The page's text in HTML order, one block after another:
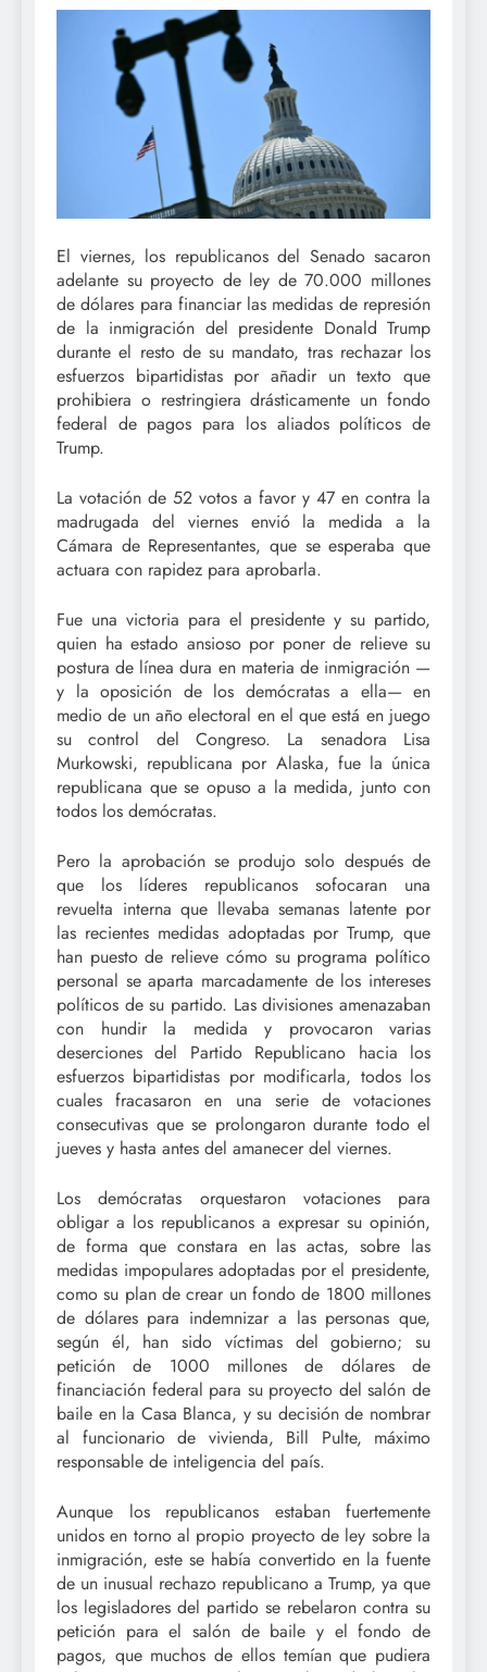
El viernes, los republicanos del Senado sacaron
adelante su proyecto de ley de 70.000 millones
de dólares para financiar las medidas de represión
de la inmigración del presidente Donald Trump
durante el resto de su mandato, tras rechazar los
esfuerzos bipartidistas por añadir un texto que
prohibiera o restringiera drásticamente un fondo
federal de pagos para los aliados políticos de
Trump.
La votación de 52 votos a favor y 47 en contra la
madrugada del viernes envió la medida a la
Cámara de Representantes, que se esperaba que
actuara con rapidez para aprobarla.
Fue una victoria para el presidente y su partido,
quien ha estado ansioso por poner de relieve su
postura de línea dura en materia de inmigración —
y la oposición de los demócratas a ella— en
medio de un año electoral en el que está en juego
su control del Congreso. La senadora Lisa
Murkowski, republicana por Alaska, fue la única
republicana que se opuso a la medida, junto con
todos los demócratas.
Pero la aprobación se produjo solo después de
que los líderes republicanos sofocaran una
revuelta interna que llevaba semanas latente por
las recientes medidas adoptadas por Trump, que
han puesto de relieve cómo su programa político
personal se aparta marcadamente de los intereses
políticos de su partido. Las divisiones amenazaban
con hundir la medida y provocaron varias
deserciones del Partido Republicano hacia los
esfuerzos bipartidistas por modificarla, todos los
cuales fracasaron en una serie de votaciones
consecutivas que se prolongaron durante todo el
jueves y hasta antes del amanecer del viernes.
Los demócratas orquestaron votaciones para
obligar a los republicanos a expresar su opinión,
de forma que constara en las actas, sobre las
medidas impopulares adoptadas por el presidente,
como su plan de crear un fondo de 1800 millones
de dólares para indemnizar a las personas que,
según él, han sido víctimas del gobierno; su
petición de 1000 millones de dólares de
financiación federal para su proyecto del salón de
baile en la Casa Blanca, y su decisión de nombrar
al funcionario de vivienda, Bill Pulte, máximo
responsable de inteligencia del país.
Aunque los republicanos estaban fuertemente
unidos en torno al propio proyecto de ley sobre la
inmigración, este se había convertido en la fuente
de un inusual rechazo republicano a Trump, ya que
los legisladores del partido se rebelaron contra su
petición para el salón de baile y el fondo de
pagos, que muchos de ellos temían que pudiera